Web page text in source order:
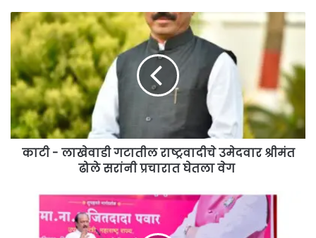
काटी
-
लाखेवाडी
गटातील
राष्ट्रवादीचे
उमेदवार
श्रीमंत
ढोले
सरांनी
प्रचारात
काटी - लाखेवाडी गटातील राष्ट्रवादीचे उमेदवार श्रीमंत
ढोले सरांनी प्रचारात घेतला वेग
इंदापूरमध्ये